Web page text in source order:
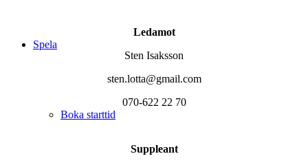
Spela
Boka starttid
Ledamot
Sten Isaksson
sten.lotta@gmail.com
070-622 22 70
Suppleant